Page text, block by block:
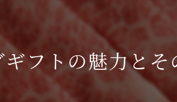
フトの魅力と